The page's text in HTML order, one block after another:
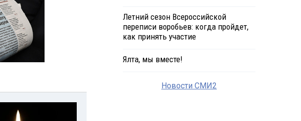
Летний сезон Всероссийской
переписи воробьев: когда пройдет,
как принять участие
Ялта, мы вместе!
Новости СМИ2